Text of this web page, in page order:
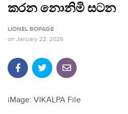
කරන නොනිමි සටන
LIONEL BOPAGE
on January 22, 2026
iMage: VIKALPA File